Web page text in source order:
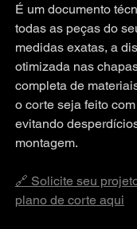
É um documento
todas as peças do
medidas exatas, a
otimizada nas
completa de
o corte seja feito
evitando
montagem.
🔗 Solicite seu
plano de corte aqui